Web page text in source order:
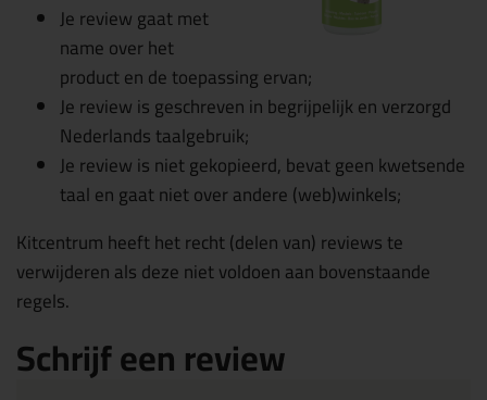
Je review gaat met
name over het
product en de toepassing ervan;
Je review is geschreven in begrijpelijk en verzorgd
Nederlands taalgebruik;
Je review is niet gekopieerd, bevat geen kwetsende
taal en gaat niet over andere (web)winkels;
Kitcentrum heeft het recht (delen van) reviews te
verwijderen als deze niet voldoen aan bovenstaande
regels.
Schrijf een review